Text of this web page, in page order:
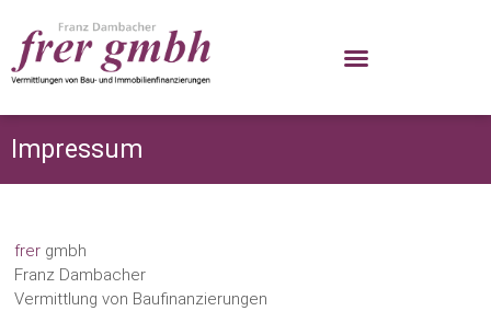
Impressum
frer gmbh
Franz Dambacher
Vermittlung von Baufinanzierungen